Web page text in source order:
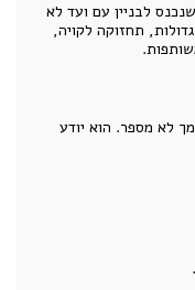
לבניין עם ועד לא
תחזוקה לקויה,
לא מספר. הוא יודע